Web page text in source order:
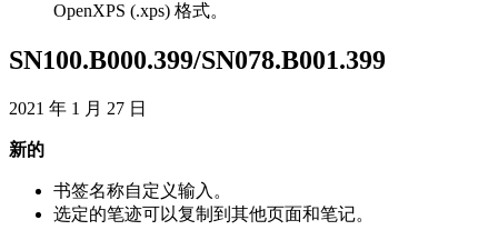
OpenXPS (.xps) 格式。
SN100.B000.399/SN078.B001.399
2021 年 1 月 27 日
新的
书签名称自定 义输 入 。
选定的笔迹可以复制 到 其他页面和笔记。